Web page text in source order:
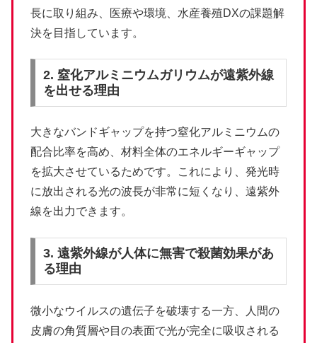
長に取り組み、医療や環境、水産養殖DXの課題解
決を目指しています。
2. 窒化アルミニウムガリウムが遠紫外線
を出せる理由
大きなバンドギャップを持つ窒化アルミニウムの
配合比率を高め、材料全体のエネルギーギャップ
を拡大させているためです。これにより、発光時
に放出される光の波長が非常に短くなり、遠紫外
線を出力できます。
3. 遠紫外線が人体に無害で殺菌効果があ
る理由
微小なウイルスの遺伝子を破壊する一方、人間の
皮膚の角質層や目の表面で光が完全に吸収される